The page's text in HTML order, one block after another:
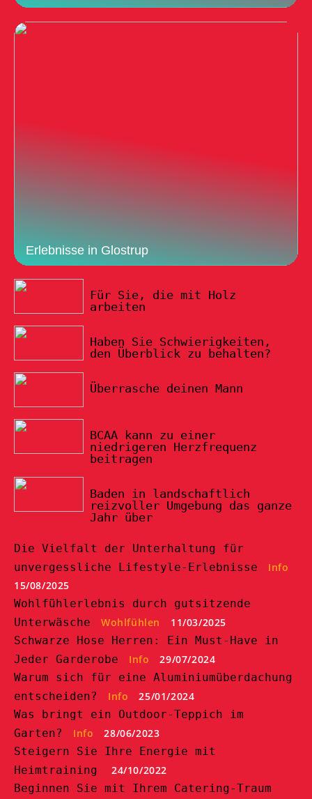
Erlebnisse in Glostrup
Für Sie, die mit Holz
arbeiten
Haben Sie Schwierigkeiten,
den Überblick zu behalten?
Überrasche deinen Mann
BCAA kann zu einer
niedrigeren Herzfrequenz
beitragen
Baden in landschaftlich
reizvoller Umgebung das ganze
Jahr über
Die Vielfalt der Unterhaltung für
unvergessliche Lifestyle-Erlebnisse
Info
15/08/2025
Wohlfühlerlebnis durch gutsitzende
Unterwäsche
Wohlfühlen
11/03/2025
Schwarze Hose Herren: Ein Must-Have in
Jeder Garderobe
Info
29/07/2024
Warum sich für eine Aluminiumüberdachung
entscheiden?
Info
25/01/2024
Was bringt ein Outdoor-Teppich im
Garten?
Info
28/06/2023
Steigern Sie Ihre Energie mit
Heimtraining
24/10/2022
Beginnen Sie mit Ihrem Catering-Traum